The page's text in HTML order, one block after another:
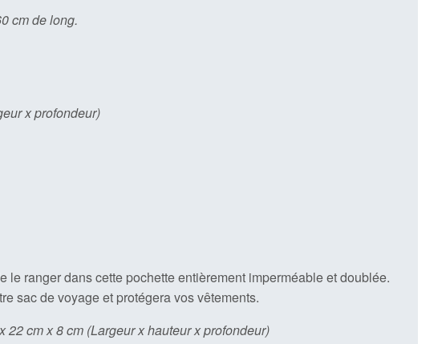
cm de long.
x profondeur)
le ranger dans cette pochette entièrement imperméable et doublée.
sac de voyage et protégera vos vêtements.
cm x 8 cm (Largeur x hauteur x profondeur)